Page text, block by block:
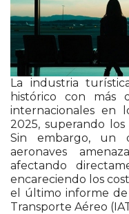
La industria
histórico con más
internacionales en
2025, superando
Sin embargo, un
aeronaves
afectando
encareciendo los
el último informe de
Transporte Aéreo